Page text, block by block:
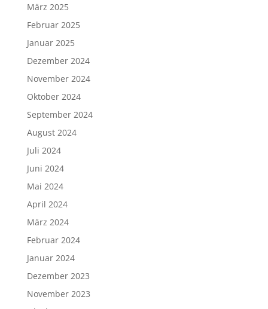
März 2025
Februar 2025
Januar 2025
Dezember 2024
November 2024
Oktober 2024
September 2024
August 2024
Juli 2024
Juni 2024
Mai 2024
April 2024
März 2024
Februar 2024
Januar 2024
Dezember 2023
November 2023